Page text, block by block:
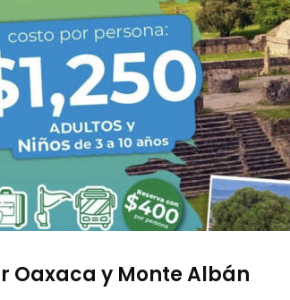
Oaxaca y Monte Albán